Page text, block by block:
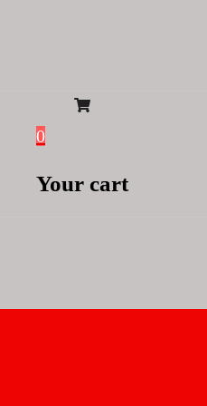
0
Your cart